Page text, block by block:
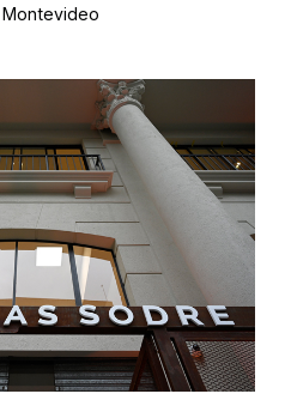
Montevideo